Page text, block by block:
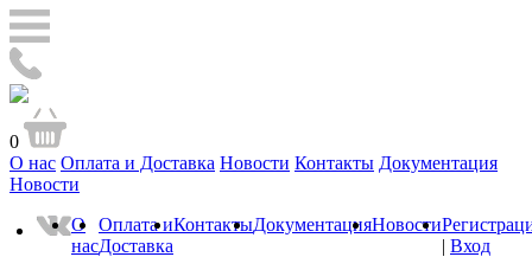
0
О нас Оплата и Доставка Новости Контакты Документация
Новости
О
нас
Оплата и
Доставка
КонтактыДокументацияНовости
| Вход